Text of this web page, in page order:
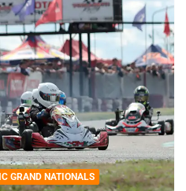
GRAND NATIONALS